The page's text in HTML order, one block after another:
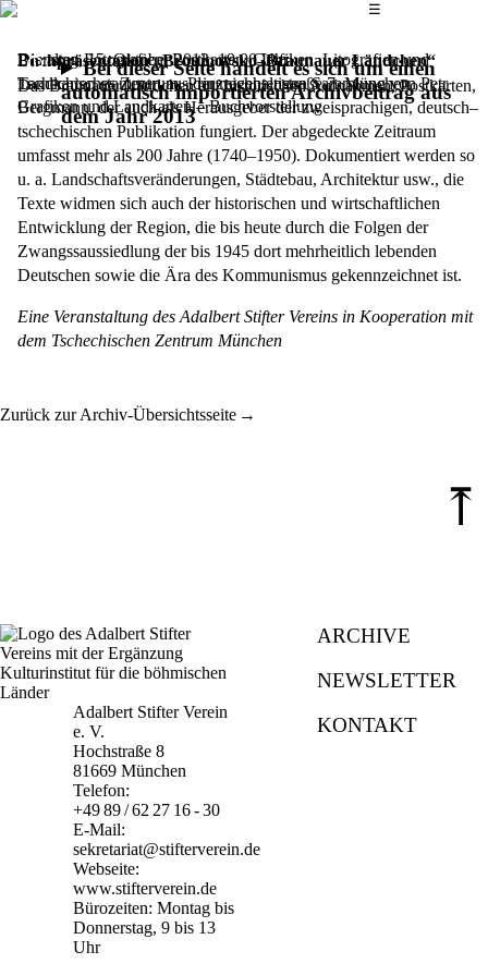
Das
☰
Bei dieser Seite handelt es sich um einen
automatisch importierten Archivbeitrag aus
dem Jahr 2013
Buchpräsentation „Broumovsko–Braunauer Ländchen“
Das Braunauer Ländchen auf historischen Aufnahmen, Postkarten,
Grafiken und Landkarten – Buchvorstellung
Die alten Fotografien, Postkarten, Grafiken, Litografien und
Landkarten stammen aus der reichhaltigen Sammlung von Petr
Bergmann, der auch als Herausgeber der zweisprachigen, deutsch–
tschechischen Publikation fungiert. Der abgedeckte Zeitraum
umfasst mehr als 200 Jahre (1740–1950). Dokumentiert werden so
u. a. Landschaftsveränderungen, Städtebau, Architektur usw., die
Texte widmen sich auch der historischen und wirtschaftlichen
Entwicklung der Region, die bis heute durch die Folgen der
Zwangssaussiedlung der bis 1945 dort mehrheitlich lebenden
Deutschen sowie die Ära des Kommunismus gekennzeichnet ist.
Eine Veranstaltung des Adalbert Stifter Vereins in Kooperation mit
dem Tschechischen Zentrum München
Dienstag, 15. Oktober 2013,19.00 Uhr
Tschechisches Zentrum, Prinzregentenstraße 7, München
Zurück zur Archiv-Übersichtsseite
⤒
Adalbert Stifter Verein
e. V.
Hochstraße 8
81669 München
Telefon:
+49 89 / 62 27 16 - 30
E-Mail:
sekretariat@stifterverein.de
Webseite:
www.stifterverein.de
Bürozeiten: Montag bis
Donnerstag, 9 bis 13
Uhr
ARCHIVE
NEWSLETTER
KONTAKT